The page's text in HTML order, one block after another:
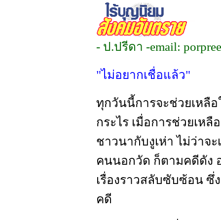
- ป.ปรีดา -email:
"ไม่อยากเชื่อแล้ว"
ทุกวันนี้การจะช่วยเหลือ
กระไร เมื่อการช่วยเห
ชาวนากับงูเห่า ไม่ว่าจ
คนนอกวัด ก็ตามคดีดัง
เรื่องราวสลับซับซ้อน ซึ่
คดี